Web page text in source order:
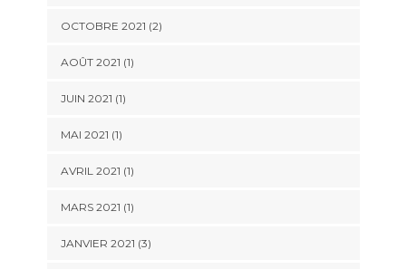
OCTOBRE 2021 (2)
AOÛT 2021 (1)
JUIN 2021 (1)
MAI 2021 (1)
AVRIL 2021 (1)
MARS 2021 (1)
JANVIER 2021 (3)